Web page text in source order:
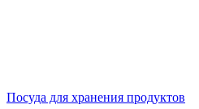
Посуда для хранения продуктов